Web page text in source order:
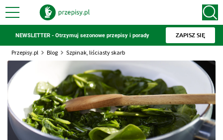
NEWSLETTER - Otrzymuj sezonowe przepisy i porady ZAPISZ SIĘ
Przepisy.pl Blog Szpinak, liściasty skarb